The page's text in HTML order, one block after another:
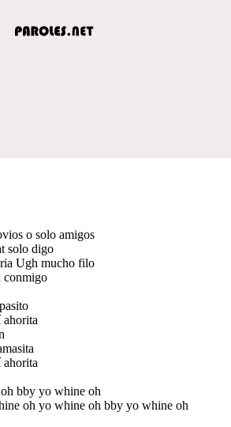
o solo amigos
solo digo
Ugh mucho filo
conmigo
ahorita
ahorita
bby yo whine oh
oh yo whine oh bby yo whine oh